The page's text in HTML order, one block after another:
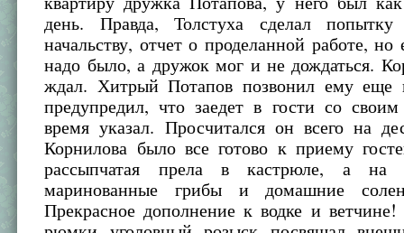
день. Правда, Толстуха сделал попытку
начальству, отчет о проделанной работе, но
надо было, а дружок мог и не дождаться.
ждал. Хитрый Потапов позвонил ему еще
предупредил, что заедет в гости со
время указал. Просчитался он всего на
Корнилова было все готово к приему
рассыпчатая прела в кастрюле, а на
маринованные грибы и домашние
Прекрасное дополнение к водке и